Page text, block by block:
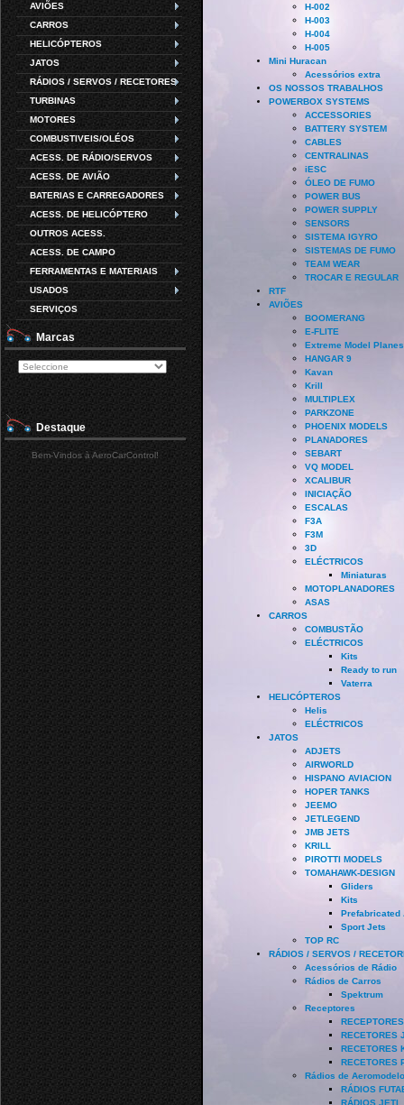
AVIÕES
CARROS
HELICÓPTEROS
JATOS
RÁDIOS / SERVOS / RECETORES
TURBINAS
MOTORES
COMBUSTIVEIS/OLÉOS
ACESS. DE RÁDIO/SERVOS
ACESS. DE AVIÃO
BATERIAS E CARREGADORES
ACESS. DE HELICÓPTERO
OUTROS ACESS.
ACESS. DE CAMPO
FERRAMENTAS E MATERIAIS
USADOS
SERVIÇOS
Marcas
Destaque
Bem-Vindos à AeroCarControl!
H-002
H-003
H-004
H-005
Mini Huracan
Acessórios extra
OS NOSSOS TRABALHOS
POWERBOX SYSTEMS
ACCESSORIES
BATTERY SYSTEM
CABLES
CENTRALINAS
iESC
ÓLEO DE FUMO
POWER BUS
POWER SUPPLY
SENSORS
SISTEMA IGYRO
SISTEMAS DE FUMO
TEAM WEAR
TROCAR E REGULAR
RTF
AVIÕES
BOOMERANG
E-FLITE
Extreme Model Planes
HANGAR 9
Kavan
Krill
MULTIPLEX
PARKZONE
PHOENIX MODELS
PLANADORES
SEBART
VQ MODEL
XCALIBUR
INICIAÇÃO
ESCALAS
F3A
F3M
3D
ELÉCTRICOS
Miniaturas
MOTOPLANADORES
ASAS
CARROS
COMBUSTÃO
ELÉCTRICOS
Kits
Ready to run
Vaterra
HELICÓPTEROS
Helis
ELÉCTRICOS
JATOS
ADJETS
AIRWORLD
HISPANO AVIACION
HOPER TANKS
JEEMO
JETLEGEND
JMB JETS
KRILL
PIROTTI MODELS
TOMAHAWK-DESIGN
Gliders
Kits
Prefabricated
Sport Jets
TOP RC
RÁDIOS / SERVOS /
Acessórios de Rádio
Rádios de Carros
Spektrum
Receptores
RECETORES
RECETORES
RECETORES
Rádios de
RÁDIOS
RÁDIOS JETI